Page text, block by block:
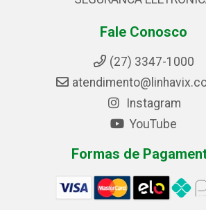
Fale Conosco
(27) 3347-1000
Instagram
YouTube
Formas de